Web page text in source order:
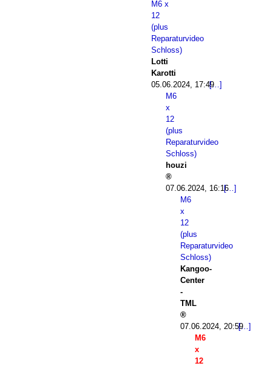
M6 x
12
(plus
Reparaturvideo
Schloss)
Lotti
Karotti
05.06.2024, 17:49
M6
x
12
(plus
Reparaturvideo
Schloss)
houzi
07.06.2024, 16:16
M6
x
12
(plus
Reparaturvideo
Schloss)
Kangoo-
Center
-
TML
07.06.2024, 20:59
M6
x
12